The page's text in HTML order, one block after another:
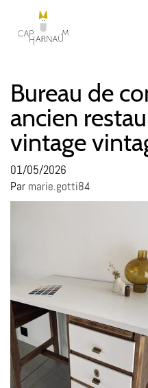
NOUVEAUTÉS
MEUBLER
DÉCORER
JOUER
DERNIÈRE CHANCE !
Bureau de
ancien
vintage
01/05/2026
Par marie.gotti84